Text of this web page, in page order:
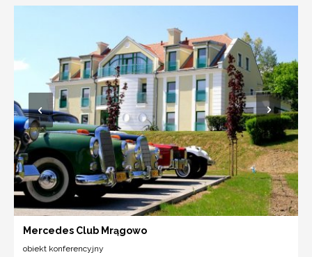
Mercedes Club Mrągowo
obiekt konferencyjny